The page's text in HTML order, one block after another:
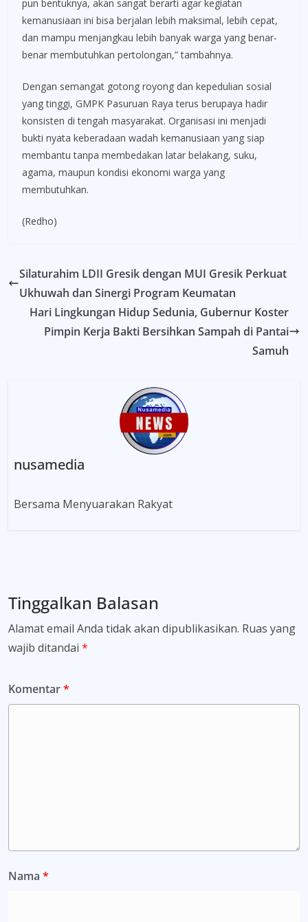
pun bentuknya, akan sangat berarti agar kegiatan
kemanusiaan ini bisa berjalan lebih maksimal, lebih cepat,
dan mampu menjangkau lebih banyak warga yang benar-
benar membutuhkan pertolongan,” tambahnya.
Dengan semangat gotong royong dan kepedulian sosial
yang tinggi, GMPK Pasuruan Raya terus berupaya hadir
konsisten di tengah masyarakat. Organisasi ini menjadi
bukti nyata keberadaan wadah kemanusiaan yang siap
membantu tanpa membedakan latar belakang, suku,
agama, maupun kondisi ekonomi warga yang
membutuhkan.
(Redho)
Silaturahim LDII Gresik dengan MUI Gresik Perkuat
Ukhuwah dan Sinergi Program Keumatan
Hari Lingkungan Hidup Sedunia, Gubernur Koster
Pimpin Kerja Bakti Bersihkan Sampah di Pantai
Samuh
nusamedia
Bersama Menyuarakan Rakyat
Tinggalkan Balasan
Alamat email Anda tidak akan dipublikasikan. Ruas yang
wajib ditandai *
Komentar*
Nama *